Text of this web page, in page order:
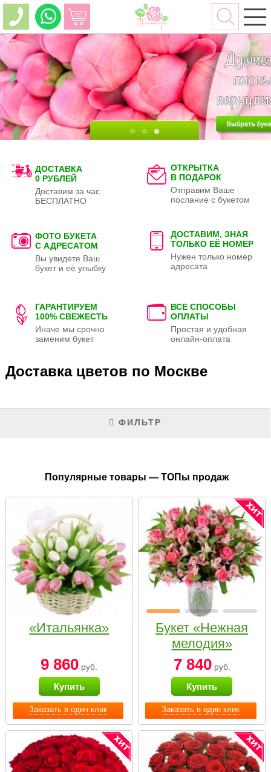
ДОСТАВКА
0 РУБЛЕЙ
Доставим за час
БЕСПЛАТНО
ОТКРЫТКА
В ПОДАРОК
Отправим Ваше
послание с букетом
ФОТО БУКЕТА
С АДРЕСАТОМ
Вы увидете Ваш
букет и её улыбку
ДОСТАВИМ, ЗНАЯ
ТОЛЬКО ЕЁ НОМЕР
Нужен только номер
адресата
ГАРАНТИРУЕМ
100% СВЕЖЕСТЬ
Иначе мы срочно
заменим букет
ВСЕ СПОСОБЫ
ОПЛАТЫ
Простая и удобная
онлайн-оплата
Доставка цветов по Москве
ФИЛЬТР
Популярные товары — ТОПы продаж
Заказать в один клик
«Итальянка»
9 860 руб.
Купить
Заказать в один клик
Букет «Нежная
мелодия»
7 840руб.
Купить